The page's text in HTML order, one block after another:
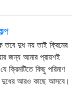
তবে দুধ নয় তাই ক্রিমের
জন্য আমার প্রায়শই
কিছু পরিমাণ
দুধের আরও কাছে আসবে।